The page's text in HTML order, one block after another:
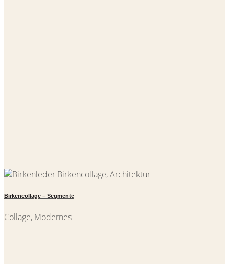
Birkencollage – Segmente
Collage, Modernes